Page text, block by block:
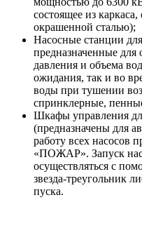
состоящее из
окрашенной сталью);
Насосные станции
предназначенные для
давления и объема
ожидания, так и во
воды при тушении
спринклерные,
Шкафы управления
(предназначены для
работу всех насосов
«ПОЖАР». Запуск
осуществляться с
звезда-треугольник
пуска.